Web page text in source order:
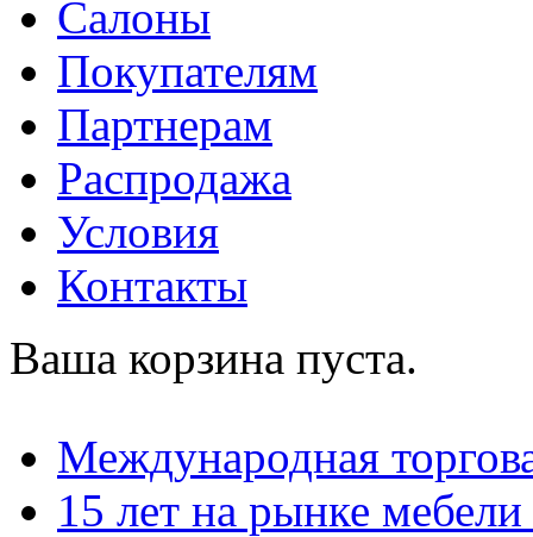
Салоны
Покупателям
Партнерам
Распродажа
Условия
Контакты
Ваша корзина пуста.
Международная
15 лет на рынке